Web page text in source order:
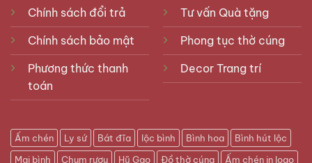
Chính sách đổi trả
Chính sách bảo mật
Phương thức thanh
toán
Tư vấn Quà tặng
Phong tục thờ cúng
Decor Trang trí
Ấm chén Ly sứ Bát đĩa lộc bình Bình hoa
Bình hút lộc
Mai bình
Chum rượu Hũ Gạo Đồ thờ cúng Ấm chén in logo